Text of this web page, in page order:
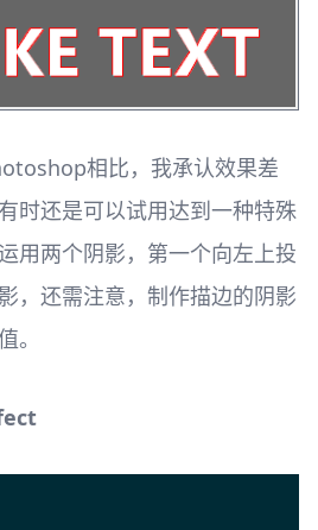
相比，我承认效果差
时还是可以试用达到一种特殊
用两个阴影，第一个向左上投
，还需注意，制作描边的阴影
。